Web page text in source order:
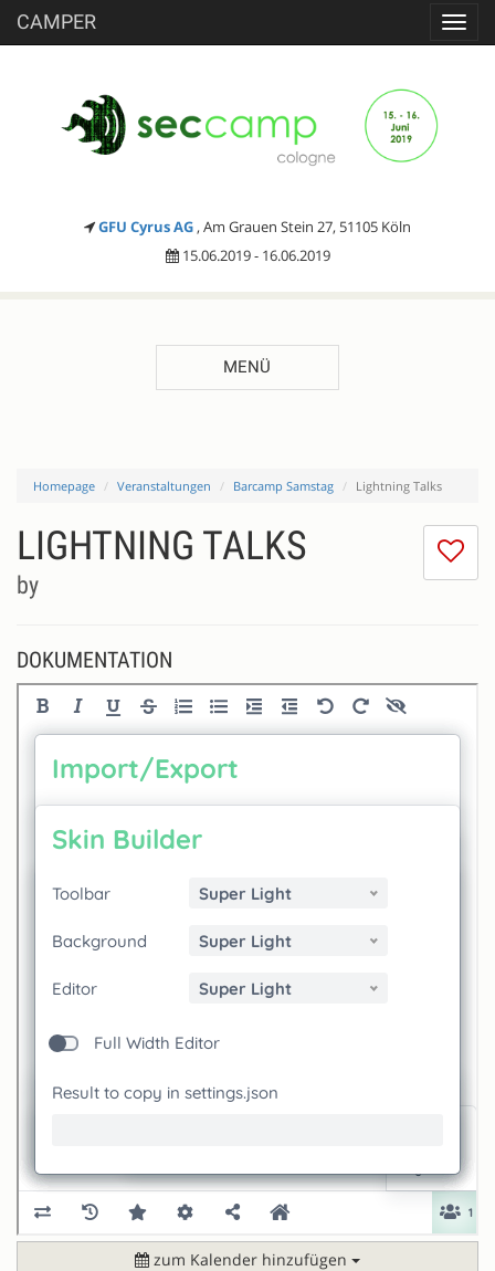
CAMPER
GFU Cyrus AG , Am Grauen Stein 27, 51105 Köln
15.06.2019 - 16.06.2019
MENÜ
Homepage Veranstaltungen Barcamp Samstag Lightning Talks
LIGHTNING TALKS
by
DOKUMENTATION
zum Kalender hinzufügen